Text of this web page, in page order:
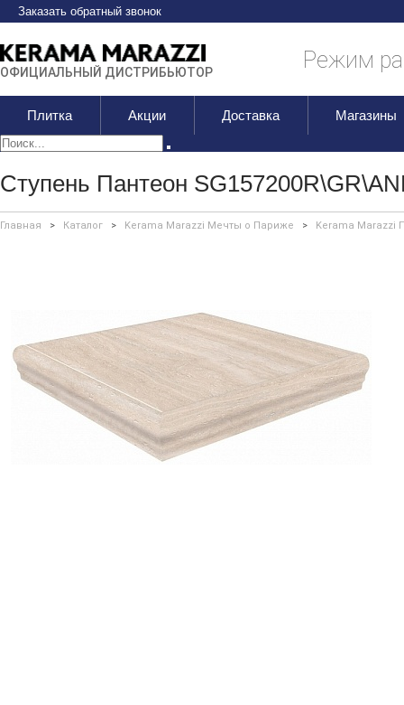
Заказать обратный звонок
ОФИЦИАЛЬНЫЙ ДИСТРИБЬЮТОР Режим
Плитка Акции Доставка Магазины
Ступень Пантеон
Главная > Каталог > Kerama Marazzi Мечты о Париже > Kerama Marazzi